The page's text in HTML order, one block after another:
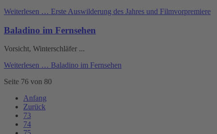
Weiterlesen … Erste Auswilderung des Jahres und Filmvorpremiere
Baladino im Fernsehen
Vorsicht, Winterschläfer ...
Weiterlesen … Baladino im Fernsehen
Seite 76 von 80
Anfang
Zurück
73
74